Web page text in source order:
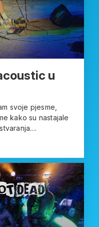
u
svoje pjesme,
kako su nastajale